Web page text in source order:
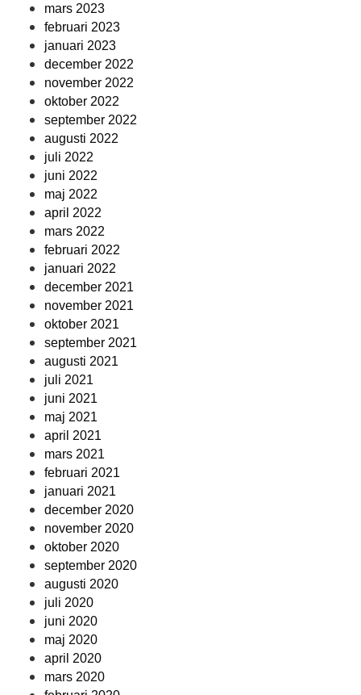
mars 2023
februari 2023
januari 2023
december 2022
november 2022
oktober 2022
september 2022
augusti 2022
juli 2022
juni 2022
maj 2022
april 2022
mars 2022
februari 2022
januari 2022
december 2021
november 2021
oktober 2021
september 2021
augusti 2021
juli 2021
juni 2021
maj 2021
april 2021
mars 2021
februari 2021
januari 2021
december 2020
november 2020
oktober 2020
september 2020
augusti 2020
juli 2020
juni 2020
maj 2020
april 2020
mars 2020